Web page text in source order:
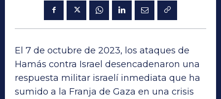
El 7 de octubre de 2023, los ataques de
Hamás contra Israel desencadenaron una
respuesta militar israelí inmediata que ha
sumido a la Franja de Gaza en una crisis